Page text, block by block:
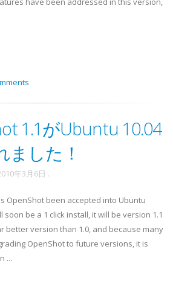
1.1がUbuntu 10.04
ました！
年3月6日 .
OpenShot been accepted into Ubuntu
soon be a 1 click install, it will be version 1.1
better version than 1.0, and because many
OpenShot to future versions, it is
...